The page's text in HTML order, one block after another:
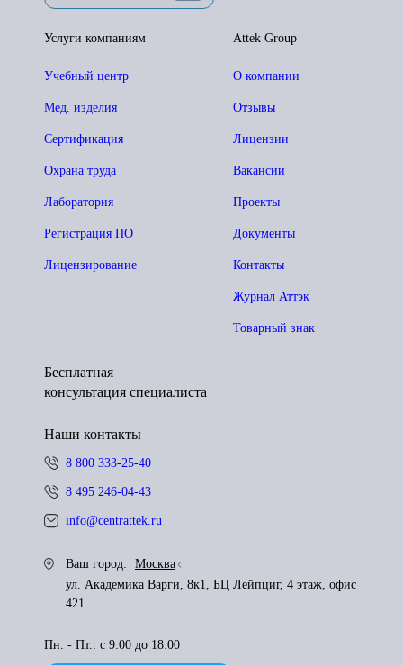
Attek Group
О компании
Отзывы
Лицензии
Вакансии
Проекты
Документы
Контакты
Журнал Аттэк
Товарный знак
Услуги компаниям
Учебный центр
Мед. изделия
Сертификация
Охрана труда
Лаборатория
Регистрация ПО
Лицензирование
Бесплатная
консультация специалиста
Наши контакты
8 800 333-25-40
8 495 246-04-43
info@centrattek.ru
Ваш город:
Москва
ул. Академика Варги, 8к1, БЦ Лейпциг, 4 этаж, офис
421
Пн. - Пт.: с 9:00 до 18:00